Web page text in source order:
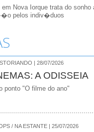
em Nova Iorque trata do
pelos indiv�duos
| 28/07/2026
A ODISSEIA
ponto "O filme do ano"
/ NA ESTANTE | 25/07/2026